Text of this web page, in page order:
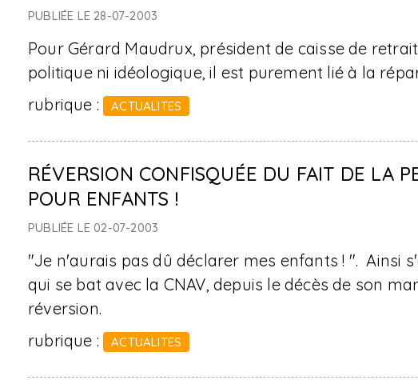
PUBLIÉE LE 28-07-2003
Pour Gérard Maudrux, président de caisse de
politique ni idéologique, il est purement lié à la
rubrique : ACTUALITES
RÉVERSION CONFISQUÉE DU FAIT DE LA
POUR ENFANTS !
PUBLIÉE LE 02-07-2003
"Je n'aurais pas dû déclarer mes enfants ! ". Ainsi
qui se bat avec la CNAV, depuis le décès de son
réversion.
rubrique : ACTUALITES